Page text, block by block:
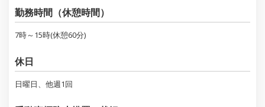
勤務時間（休憩時間）
7時～15時(休憩60分)
休日
日曜日、他週1回